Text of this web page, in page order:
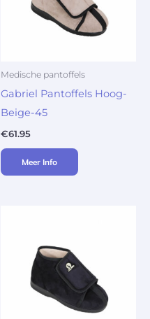
Medische pantoffels
Gabriel Pantoffels Hoog-
Beige-45
€61.95
Meer Info